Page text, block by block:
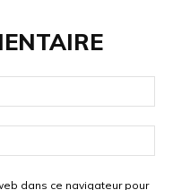
:*
:*
dans ce navigateur pour